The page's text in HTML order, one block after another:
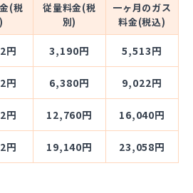
(税
従量料金(税
別)
一ヶ月のガス
料金(税込)
円 3,190円 5,513円
円 6,380円 9,022円
円 12,760円 16,040円
円 19,140円 23,058円